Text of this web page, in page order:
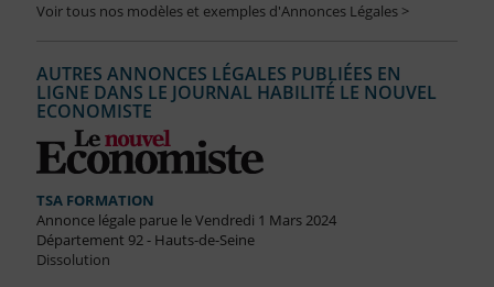
Voir tous nos modèles et exemples d'Annonces Légales >
AUTRES ANNONCES LÉGALES PUBLIÉES EN
LIGNE DANS LE JOURNAL HABILITÉ LE NOUVEL
ECONOMISTE
TSA FORMATION
Annonce légale parue le Vendredi 1 Mars 2024
Département 92 - Hauts-de-Seine
Dissolution